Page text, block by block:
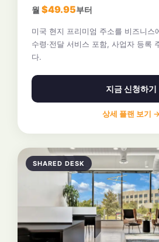
월 $49.95부터
미국 현지 프리미엄 주소를 비즈니스
수령·전달 서비스 포함, 사업자 등록
다.
지금 신청하기
상세 플랜 보기 →
SHARED DESK